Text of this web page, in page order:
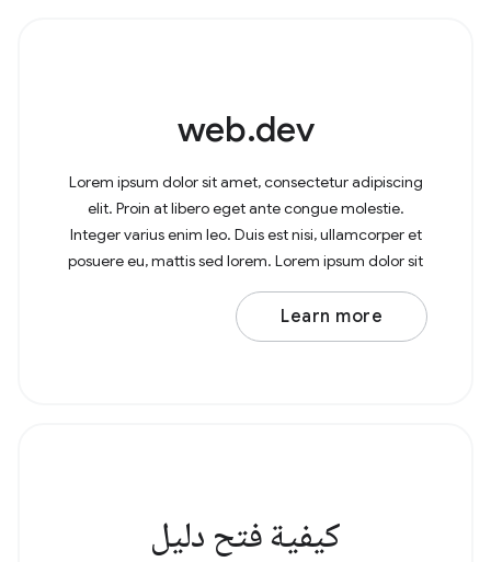
web.dev
Lorem ipsum dolor sit amet, consectetur adipiscing
elit. Proin at libero eget ante congue molestie.
Integer varius enim leo. Duis est nisi, ullamcorper et
posuere eu, mattis sed lorem. Lorem ipsum dolor sit
amet, consectetur adipiscing elit. In at
Learn more
كيفية فتح دليل